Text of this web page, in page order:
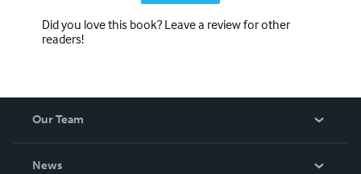
Did you love this book? Leave a review for other
readers!
Our Team
News